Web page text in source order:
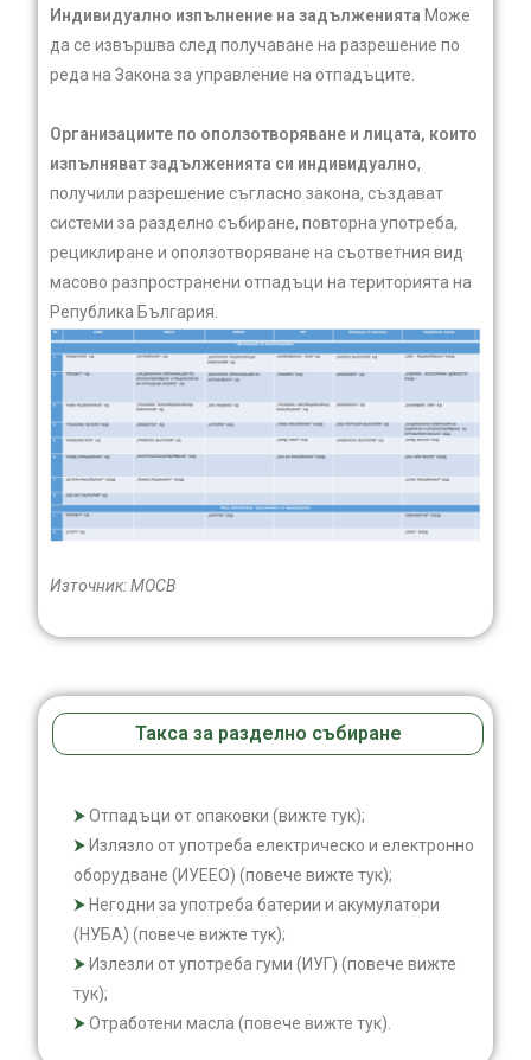
Индивидуално изпълнение на задълженията Може
да се извършва след получаване на разрешение по
реда на Закона за управление на отпадъците.
Организациите по оползотворяване и лицата, които
изпълняват задълженията си индивидуално,
получили разрешение съгласно закона, създават
системи за разделно събиране, повторна употреба,
рециклиране и оползотворяване на съответния вид
масово разпространени отпадъци на територията на
Република България.
Източник: МОСВ
Такса за разделно събиране
Отпадъци от опаковки (вижте тук);
Излязло от употреба електрическо и електронно
оборудване (ИУЕЕО) (повече вижте тук);
Негодни за употреба батерии и акумулатори
(НУБА) (повече вижте тук);
Излезли от употреба гуми (ИУГ) (повече вижте
тук);
Отработени масла (повече вижте тук).